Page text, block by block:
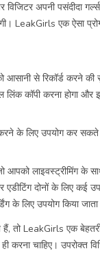
विजिटर अपनी पसंदीदा
LeakGirls एक ऐसा
से रिकॉर्ड करने
कॉपी करना होगा और
के लिए उपयोग कर
लाइवस्ट्रीमिंग के साथ-
एडीटिंग दोनों के लिए कई
के लिए उपयोग किया
हैं, तो LeakGirls एक
करना चाहिए। उपरोक्त